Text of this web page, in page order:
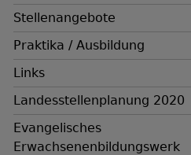
Stellenangebote
Praktika / Ausbildung
Links
Landesstellenplanung 2020
Evangelisches
Erwachsenenbildungswerk